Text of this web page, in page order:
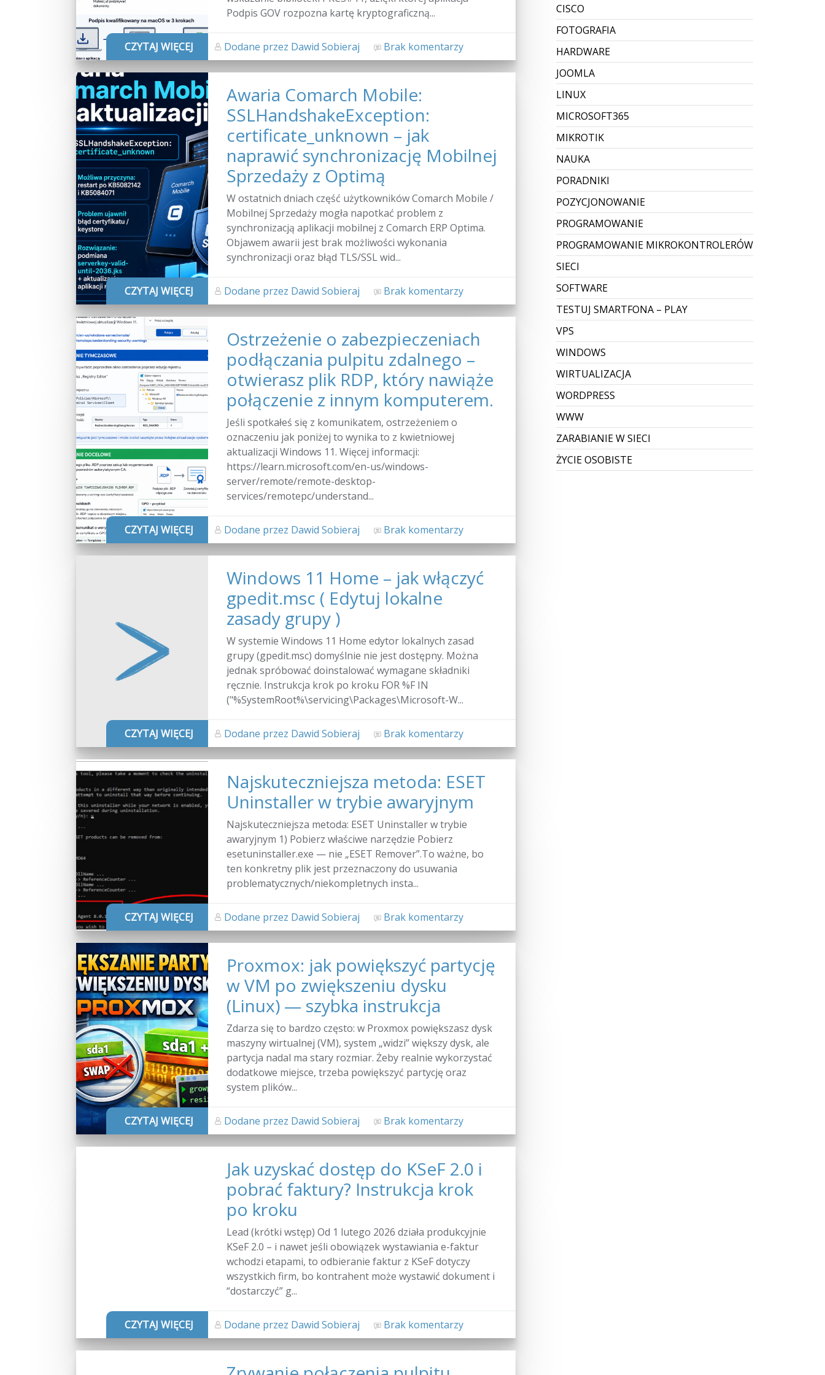
CZYTAJ WIĘCEJ
Podpis GOV rozpozna kartę kryptograficzną...
Dodane przez Dawid Sobieraj Brak komentarzy
CZYTAJ WIĘCEJ
Awaria Comarch Mobile:
SSLHandshakeException:
certificate_unknown – jak
naprawić synchronizację Mobilnej
Sprzedaży z Optimą
W ostatnich dniach część użytkowników Comarch Mobile /
Mobilnej Sprzedaży mogła napotkać problem z
synchronizacją aplikacji mobilnej z Comarch ERP Optima.
Objawem awarii jest brak możliwości wykonania
synchronizacji oraz błąd TLS/SSL wid...
Dodane przez Dawid Sobieraj Brak komentarzy
CZYTAJ WIĘCEJ
Ostrzeżenie o zabezpieczeniach
podłączania pulpitu zdalnego –
otwierasz plik RDP, który nawiąże
połączenie z innym komputerem.
Jeśli spotkałeś się z komunikatem, ostrzeżeniem o
oznaczeniu jak poniżej to wynika to z kwietniowej
aktualizacji Windows 11. Więcej informacji:
https://learn.microsoft.com/en-us/windows-
server/remote/remote-desktop-
services/remotepc/understand...
Dodane przez Dawid Sobieraj Brak komentarzy
CZYTAJ WIĘCEJ
Windows 11 Home – jak włączyć
gpedit.msc ( Edytuj lokalne
zasady grupy )
W systemie Windows 11 Home edytor lokalnych zasad
grupy (gpedit.msc) domyślnie nie jest dostępny. Można
jednak spróbować doinstalować wymagane składniki
ręcznie. Instrukcja krok po kroku FOR %F IN
("%SystemRoot%\servicing\Packages\Microsoft-W...
Dodane przez Dawid Sobieraj Brak komentarzy
CZYTAJ WIĘCEJ
Najskuteczniejsza metoda: ESET
Uninstaller w trybie awaryjnym
Najskuteczniejsza metoda: ESET Uninstaller w trybie
awaryjnym 1) Pobierz właściwe narzędzie Pobierz
esetuninstaller.exe — nie „ESET Remover”.To ważne, bo
ten konkretny plik jest przeznaczony do usuwania
problematycznych/niekompletnych insta...
Dodane przez Dawid Sobieraj Brak komentarzy
CZYTAJ WIĘCEJ
Proxmox: jak powiększyć partycję
w VM po zwiększeniu dysku
(Linux) — szybka instrukcja
Zdarza się to bardzo często: w Proxmox powiększasz dysk
maszyny wirtualnej (VM), system „widzi” większy dysk, ale
partycja nadal ma stary rozmiar. Żeby realnie wykorzystać
dodatkowe miejsce, trzeba powiększyć partycję oraz
system plików...
Dodane przez Dawid Sobieraj Brak komentarzy
CZYTAJ WIĘCEJ
Jak uzyskać dostęp do KSeF 2.0 i
pobrać faktury? Instrukcja krok
po kroku
Lead (krótki wstęp) Od 1 lutego 2026 działa produkcyjnie
KSeF 2.0 – i nawet jeśli obowiązek wystawiania e-faktur
wchodzi etapami, to odbieranie faktur z KSeF dotyczy
wszystkich firm, bo kontrahent może wystawić dokument i
“dostarczyć” g...
Dodane przez Dawid Sobieraj Brak komentarzy
CISCO
FOTOGRAFIA
HARDWARE
JOOMLA
LINUX
MICROSOFT365
MIKROTIK
NAUKA
PORADNIKI
POZYCJONOWANIE
PROGRAMOWANIE
PROGRAMOWANIE MIKROKONTROLERÓW
SIECI
SOFTWARE
TESTUJ SMARTFONA – PLAY
VPS
WINDOWS
WIRTUALIZACJA
WORDPRESS
WWW
ZARABIANIE W SIECI
ŻYCIE OSOBISTE